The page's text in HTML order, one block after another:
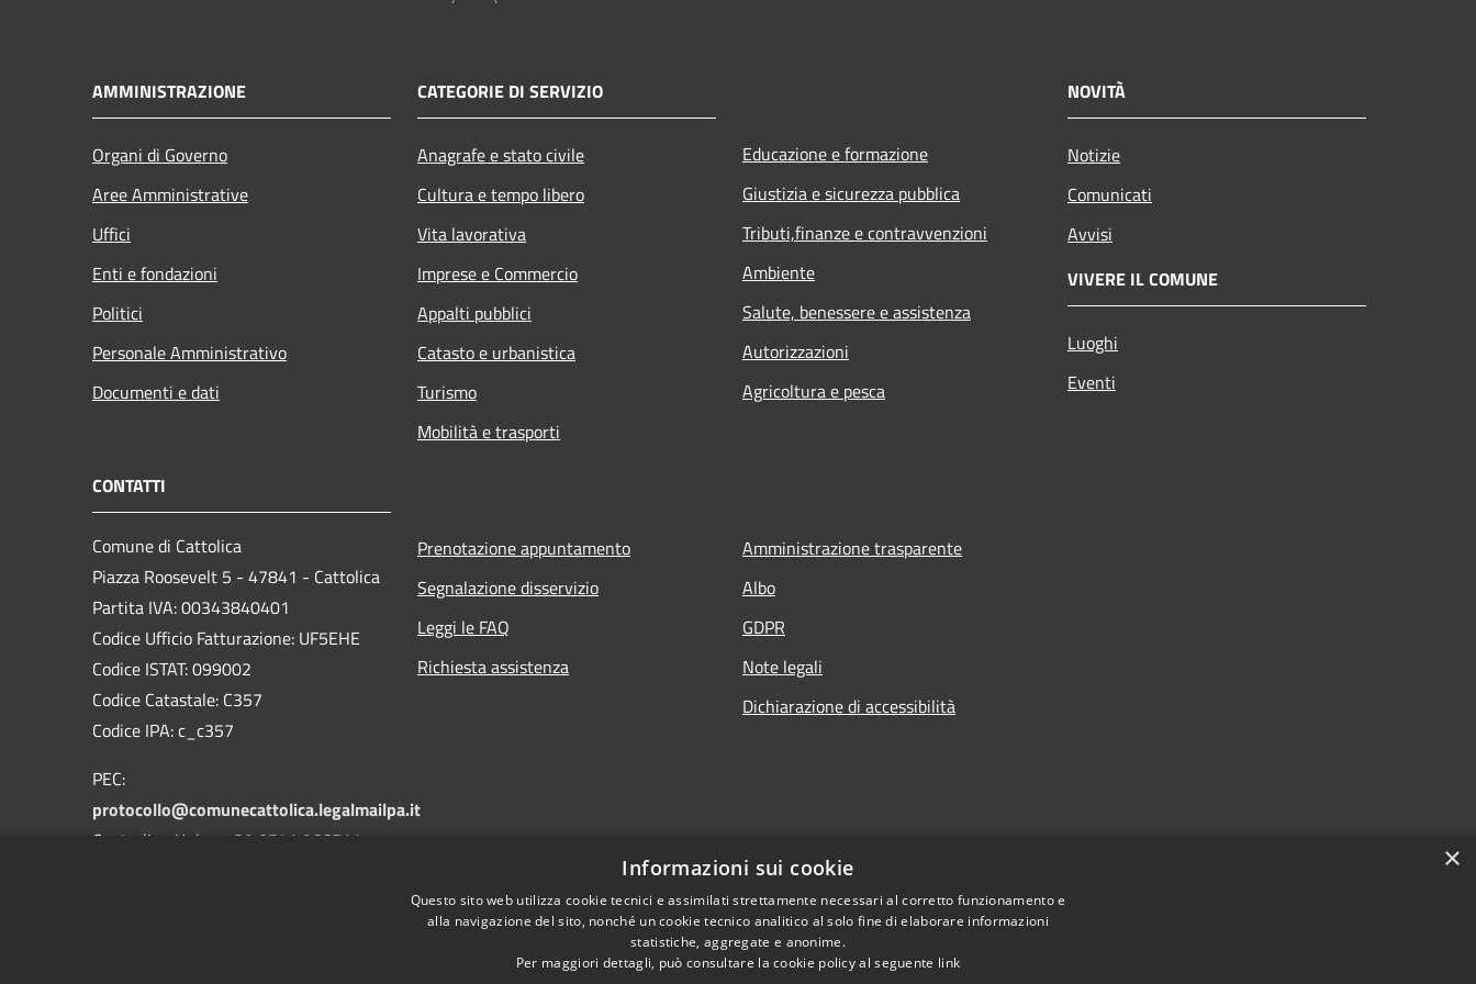
AMMINISTRAZIONE
Organi di Governo
Aree Amministrative
Uffici
Enti e fondazioni
Politici
Personale Amministrativo
Documenti e dati
CATEGORIE DI SERVIZIO
Anagrafe e stato civile
Cultura e tempo libero
Vita lavorativa
Imprese e Commercio
Appalti pubblici
Catasto e urbanistica
Turismo
Mobilità e trasporti
Educazione e formazione
Giustizia e sicurezza pubblica
Tributi,finanze e contravvenzioni
Ambiente
Salute, benessere e assistenza
Autorizzazioni
Agricoltura e pesca
NOVITÀ
Notizie
Comunicati
Avvisi
VIVERE IL COMUNE
Luoghi
Eventi
CONTATTI
Comune di Cattolica
Piazza Roosevelt 5 - 47841 - Cattolica
Partita IVA: 00343840401
Codice Ufficio Fatturazione: UF5EHE
Codice ISTAT: 099002
Codice Catastale: C357
Codice IPA: c_c357
PEC:
protocollo@comunecattolica.legalmailpa.it
Centralino Unico: +39 0541 966511
Prenotazione appuntamento
Segnalazione disservizio
Leggi le FAQ
Richiesta assistenza
Amministrazione trasparente
Albo
GDPR
Note legali
Dichiarazione di accessibilità
×
Informazioni sui cookie
Questo sito web utilizza cookie tecnici e assimilati strettamente necessari al corretto funzionamento e
alla navigazione del sito, nonché un cookie tecnico analitico al solo fine di elaborare informazioni
statistiche, aggregate e anonime.
Per maggiori dettagli, può consultare la cookie policy al seguente link